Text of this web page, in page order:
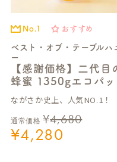
No.1 おすすめ
ベスト・オブ・テーブルハ
ー
【感謝価格】二代目
蜂蜜 1350gエコパッ
ながさか史上、人気NO.1！
通常価格 ¥4,680
¥4,280